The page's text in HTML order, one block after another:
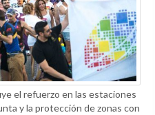
el refuerzo en las estaciones
y la protección de zonas con